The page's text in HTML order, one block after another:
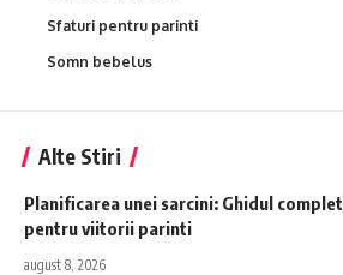
Sfaturi pentru parinti
Somn bebelus
Alte Stiri
Planificarea unei sarcini: Ghidul complet
pentru viitorii parinti
august 8, 2026